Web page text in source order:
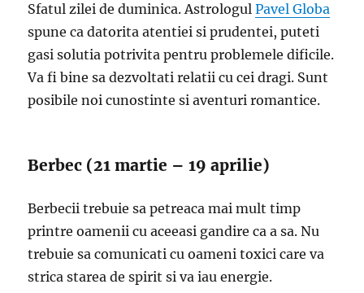
Sfatul zilei de duminica. AstrologulPavel Globa
spune ca datorita atentiei si prudentei, puteti
gasi solutia potrivita pentru problemele dificile.
Va fi bine sa dezvoltati relatii cu cei dragi. Sunt
posibile noi cunostinte si aventuri romantice.
Berbec (21 martie – 19 aprilie)
Berbecii trebuie sa petreaca mai mult timp
printre oamenii cu aceeasi gandire ca a sa. Nu
trebuie sa comunicati cu oameni toxici care va
strica starea de spirit si va iau energie.